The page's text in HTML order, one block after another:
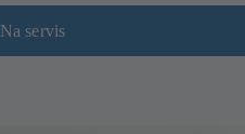
Na servis